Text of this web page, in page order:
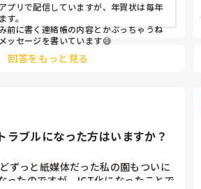
プリで配信していますが、年賀状は毎年
す。
前に書く連絡帳の内容とかぶっちゃうね
ッセージを書いています😅
回答をもっと見る
ラブルになった方はいますか？
ずっと紙媒体だった私の園もついに
ったのですが、ICT化になったことで